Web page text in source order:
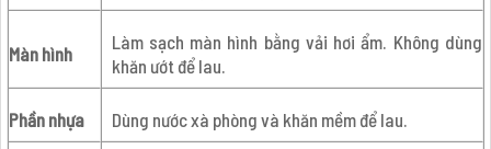
Màn hình
Làm sạch màn hình bằng vải hơi ẩm. Không dùng
khăn ướt để lau.
Phần nhựa Dùng nước xà phòng và khăn mềm để lau.